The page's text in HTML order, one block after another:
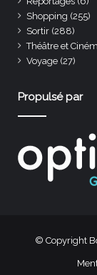
Shopping (255)
Sortir (288)
Théâtre et
Voyage (27)
Propulsé par
© Copyright